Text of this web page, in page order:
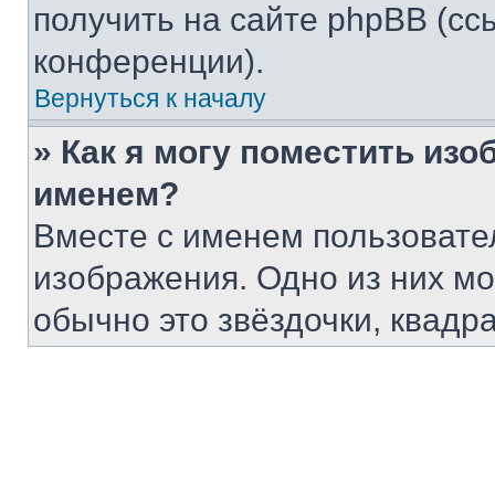
получить на сайте phpBB
конференции).
Вернуться к началу
» Как я могу поместить
именем?
Вместе с именем
изображения. Одно из них
обычно это звёздочки,